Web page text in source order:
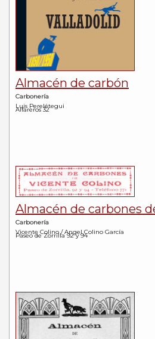
Almacén de carbón
Carbonería
Luis Perelétegui
Alfareros 32
Almacén de carbones
Carbonería
Vicente Colino / Angel Colino García
Paseo de Zorrilla 92 y 94